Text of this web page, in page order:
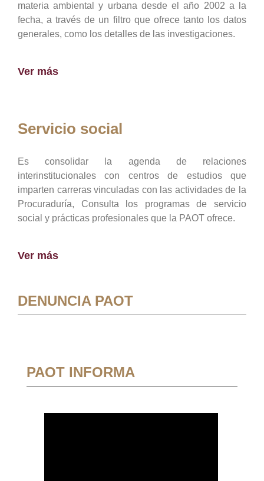
materia ambiental y urbana desde el año 2002 a la
fecha, a través de un filtro que ofrece tanto los datos
generales, como los detalles de las investigaciones.
Ver más
Servicio social
Es consolidar la agenda de relaciones
interinstitucionales con centros de estudios que
imparten carreras vinculadas con las actividades de la
Procuraduría, Consulta los programas de servicio
social y prácticas profesionales que la PAOT ofrece.
Ver más
DENUNCIA PAOT
PAOT INFORMA